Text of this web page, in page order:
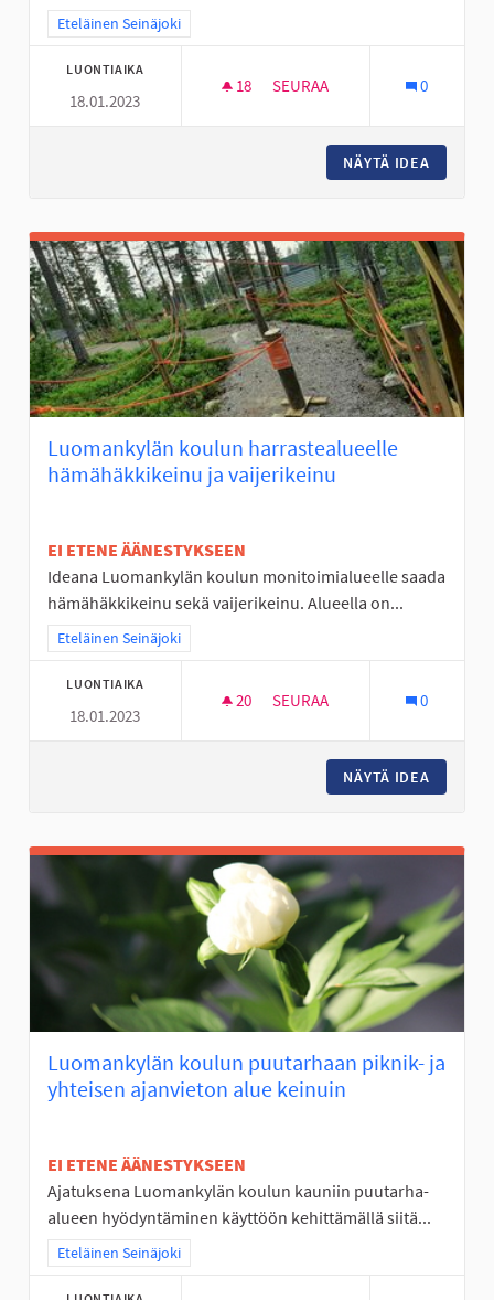
Rajaa tulokset teeman mukaan: Eteläinen Seinäjoki
Eteläinen Seinäjoki
LUONTIAIKA
18.01.2023
18 18 SEURAAJAA
SEURAA 0
NÄYTÄ IDEA
Luomankylän koulun harrastealueelle
hämähäkkikeinu ja vaijerikeinu
EI ETENE ÄÄNESTYKSEEN
Ideana Luomankylän koulun monitoimialueelle saada
hämähäkkikeinu sekä vaijerikeinu. Alueella on...
Rajaa tulokset teeman mukaan: Eteläinen Seinäjoki
Eteläinen Seinäjoki
LUONTIAIKA
18.01.2023
20 20 SEURAAJAA
SEURAA 0
NÄYTÄ IDEA
Luomankylän koulun puutarhaan piknik- ja
yhteisen ajanvieton alue keinuin
EI ETENE ÄÄNESTYKSEEN
Ajatuksena Luomankylän koulun kauniin puutarha-
alueen hyödyntäminen käyttöön kehittämällä siitä...
Rajaa tulokset teeman mukaan: Eteläinen Seinäjoki
Eteläinen Seinäjoki